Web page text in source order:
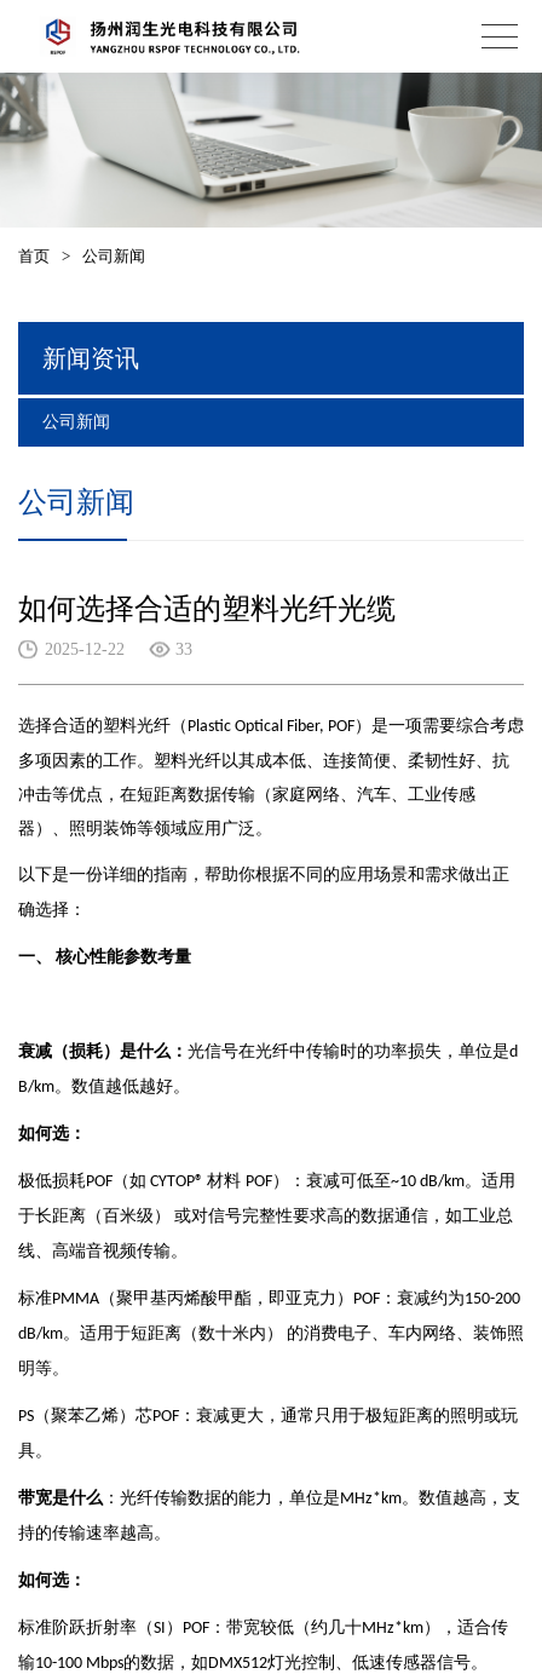
首页 > 公司新闻
新闻资讯
公司新闻
公司新闻
如何选择合适的塑料光纤光缆
2025-12-22 33
选择合适的塑料光纤（ Plastic Optical Fiber, POF）是一项需要综合考虑
多项因素的工作。塑料光纤以其成本低、连接简便、柔韧性好、抗
冲击等优点，在短距离数据传输（家庭网络、汽车、工业传感
器）、照明装饰等领域应用广泛。
以下是一份详细的指南，帮助你根据不同的应用场景和需求做出正
确选择：
一、 核心性能参数考量
衰减（损耗）是什么： 光信号在光纤中传输时的功率损失，单位是d
B/km。数值越低越好。
如何选：
极低损耗 POF （如 CYTOP® 材料 POF）：衰减可低至~10 dB/km。适用
于长距离（百米级）
或对信号完整性要求高的数据通信，如工业总
线、高端音视频传输。
标准PMMA （聚甲基丙烯酸甲酯，即亚克力） POF ：衰减约为150-200
dB/km。适用于短距离（数十米内）
的消费电子、车内网络、装饰照
明等。
PS （聚苯乙烯）芯POF ：衰减更大，通常只用于极短距离的照明或玩
具。
带宽是什么 ：光纤传输数据的能力，单位是 MHz*km。数值越高，支
持的传输速率越高。
如何选：
标准阶跃折射率（SI ） POF ：带宽较低（约几十MHz*km），适合传
输10-100 Mbps的数据，如 DMX512灯光控制、低速传感器信号。